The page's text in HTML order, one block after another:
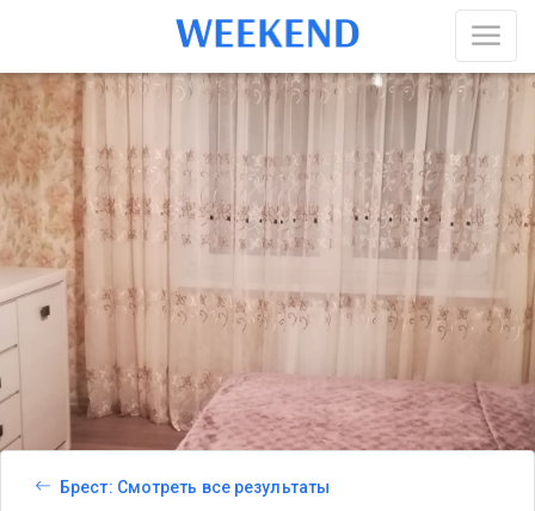
Брест: Смотреть все результаты